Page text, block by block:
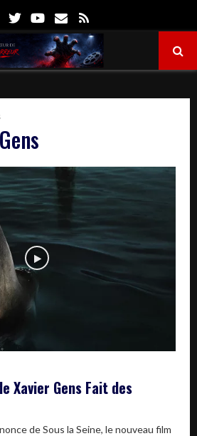
FacebookTwitterYoutube
Email
Xavier Gens Fait des
de Sous la Seine, le nouveau film